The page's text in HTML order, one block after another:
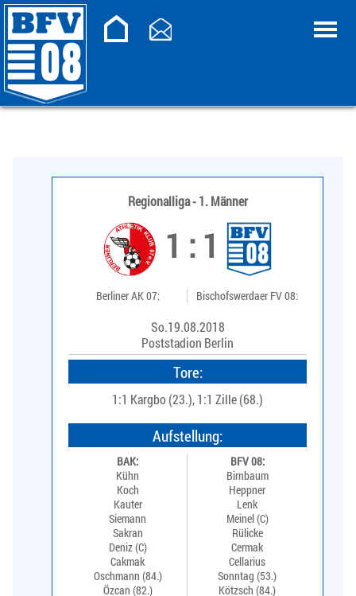
Regionalliga - 1. Männer
1 : 1
Berliner AK 07: Bischofswerdaer FV 08:
So.19.08.2018
Poststadion Berlin
Tore:
1:1 Kargbo (23.), 1:1 Zille (68.)
Aufstellung:
BAK:
Kühn
Koch
Kauter
Siemann
Sakran
Deniz (C)
Cakmak
Oschmann (84.)
Özcan (82.)
BFV 08:
Birnbaum
Heppner
Lenk
Meinel (C)
Rülicke
Cermak
Cellarius
Sonntag (53.)
Kötzsch (84.)